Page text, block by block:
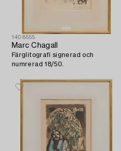
1408555
Marc Chagall
Färglitografi signerad och
numrerad 18/50.